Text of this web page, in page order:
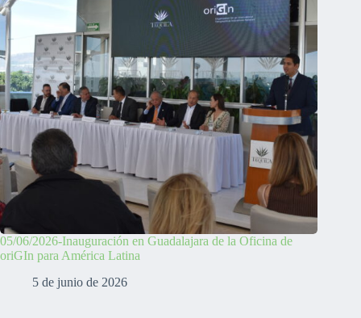
05/06/2026-Inauguración en Guadalajara de la Oficina de
oriGIn para América Latina
5 de junio de 2026